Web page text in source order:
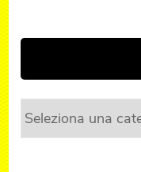
Categorie